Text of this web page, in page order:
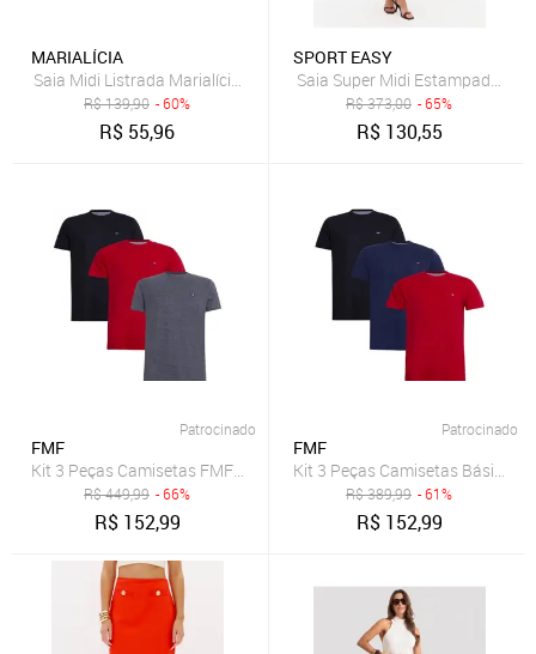
MARIALÍCIA
Saia Midi Listrada Marialícia Vermelho
R$139,90 - 60%
R$ 55,96
SPORT EASY
Saia Super Midi Estampada
R$373,00 - 65%
R$ 130,55
Patrocinado
FMF
Kit 3 Peças Camisetas FMF Básicas Masculina Industrie em
R$449,99 - 66%
R$ 152,99
Patrocinado
FMF
Kit 3 Peças Camisetas Básicas
R$389,99 - 61%
R$ 152,99